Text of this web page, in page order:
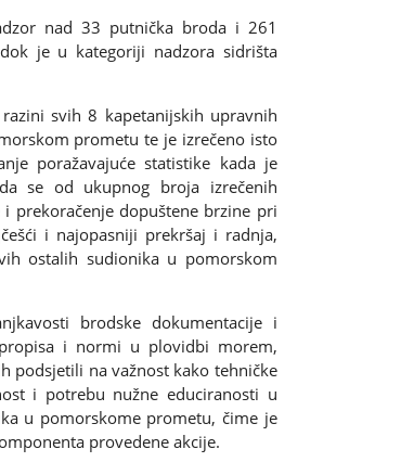
nad 33 putnička broda i 261
je u kategoriji nadzora sidrišta
svih 8 kapetanijskih upravnih
prometu te je izrečeno isto
poražavajuće statistike kada je
se od ukupnog broja izrečenih
prekoračenje dopuštene brzine pri
i najopasniji prekršaj i radnja,
ostalih sudionika u pomorskom
brodske dokumentacije i
i normi u plovidbi morem,
podsjetili na važnost kako tehničke
i potrebu nužne educiranosti u
u pomorskome prometu, čime je
provedene akcije.